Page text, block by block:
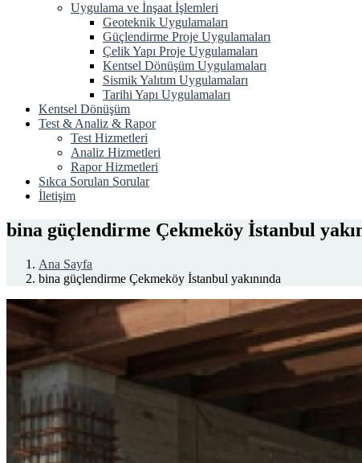
Uygulama ve İnşaat İşlemleri
Geoteknik Uygulamaları
Güçlendirme Proje Uygulamaları
Çelik Yapı Proje Uygulamaları
Kentsel Dönüşüm Uygulamaları
Sismik Yalıtım Uygulamaları
Tarihi Yapı Uygulamaları
Kentsel Dönüşüm
Test & Analiz & Rapor
Test Hizmetleri
Analiz Hizmetleri
Rapor Hizmetleri
Sıkca Sorulan Sorular
İletişim
bina güçlendirme Çekmeköy İstanbul
Ana Sayfa
bina güçlendirme Çekmeköy İstanbul yakınında